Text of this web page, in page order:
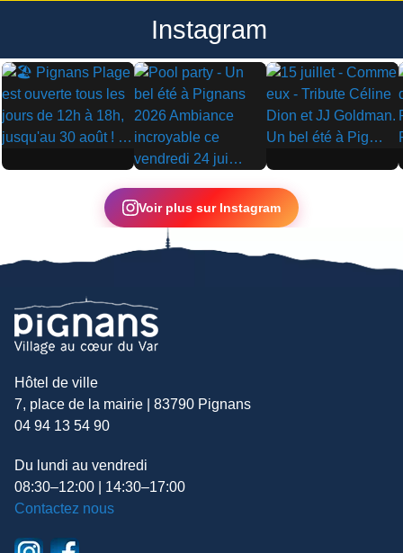
Instagram
▶
▶
▶
Voir plus sur Instagram
Hôtel de ville
7, place de la mairie | 83790 Pignans
04 94 13 54 90
Du lundi au vendredi
08:30–12:00 | 14:30–17:00
Contactez nous